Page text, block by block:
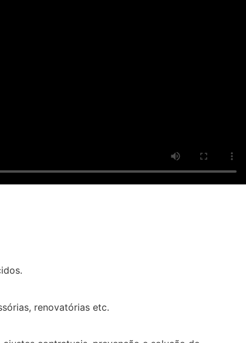
renovatórias etc.